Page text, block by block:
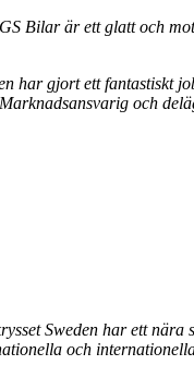
Bilar är ett glatt och
har gjort ett fantastiskt
och
Sweden har ett
och